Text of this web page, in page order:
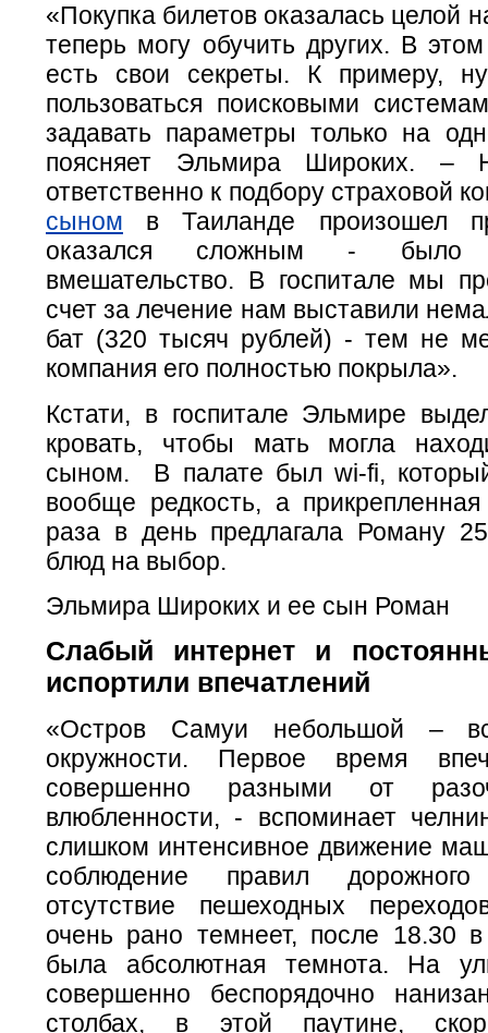
«Покупка билетов оказалась целой
теперь могу обучить других. В
есть свои секреты. К примеру,
пользоваться поисковыми
задавать параметры только на
поясняет Эльмира Широких. –
ответственно к подбору страховой
сыном в Таиланде произошел
оказался сложным - было
вмешательство. В госпитале мы
счет за лечение нам выставили
бат (320 тысяч рублей) - тем не
компания его полностью покрыла».
Кстати, в госпитале Эльмире
кровать, чтобы мать могла
сыном. В палате был wi-fi,
вообще редкость, а
раза в день предлагала Роману
блюд на выбор.
Эльмира Широких и ее сын Роман
Слабый интернет и
испортили впечатлений
«Остров Самуи небольшой –
окружности. Первое время
совершенно разными от
влюбленности, - вспоминает
слишком интенсивное движение
соблюдение правил
отсутствие пешеходных
очень рано темнеет, после 18.30
была абсолютная темнота. На
совершенно беспорядочно
столбах, в этой паутине,